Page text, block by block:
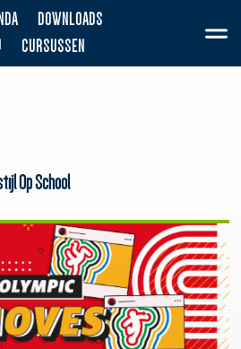
DOWNLOADS
CURSUSSEN
Op School